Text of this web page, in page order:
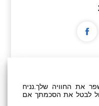
את החוויה שלך.נניח
לבטל את הסכמתך אם